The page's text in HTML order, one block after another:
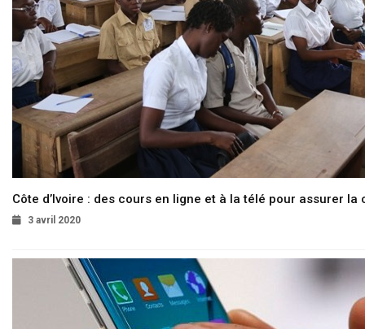
Côte d’Ivoire : des cours en ligne et à la télé pour assurer la
3 avril 2020